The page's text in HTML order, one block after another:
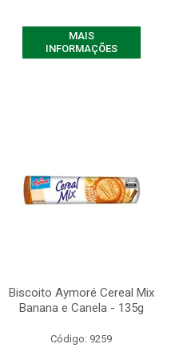
MAIS
INFORMAÇÕES
Biscoito Aymoré Cereal Mix
Banana e Canela - 135g
Código: 9259